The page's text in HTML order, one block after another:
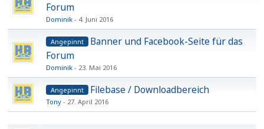
Forum
Dominik 4. Juni 2016
Angepinnt
Banner und Facebook-Seite für das
Forum
Dominik 23. Mai 2016
Angepinnt Filebase / Downloadbereich
Tony 27. April 2016